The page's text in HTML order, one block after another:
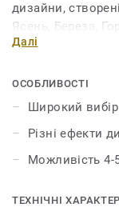
дизайни,
Ясень, Береза,
Венге... Ми
оригінальний і
Далі
ОСОБЛИВОСТІ
Широкий вибір
Різні ефекти
Можливість 4-
ТЕХНІЧНІ